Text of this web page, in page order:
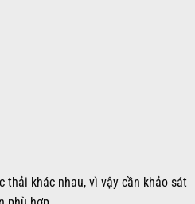
thải khác nhau, vì vậy cần khảo sát